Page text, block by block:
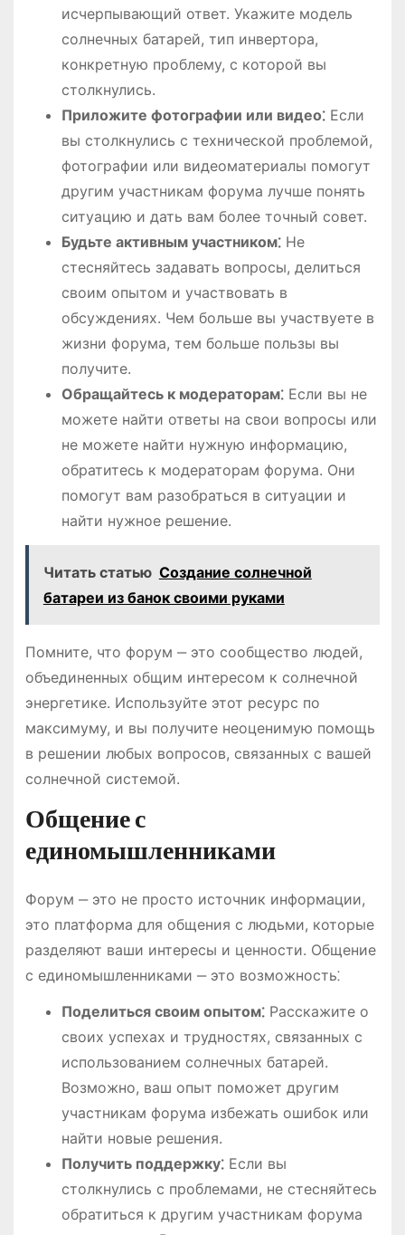
исчерпывающий ответ. Укажите модель
солнечных батарей, тип инвертора,
конкретную проблему, с которой вы
столкнулись.
Приложите фотографии или видео⁚Если
вы столкнулись с технической проблемой,
фотографии или видеоматериалы помогут
другим участникам форума лучше понять
ситуацию и дать вам более точный совет.
Будьте активным участником⁚Не
стесняйтесь задавать вопросы, делиться
своим опытом и участвовать в
обсуждениях. Чем больше вы участвуете в
жизни форума, тем больше пользы вы
получите.
Обращайтесь к модераторам⁚Если вы не
можете найти ответы на свои вопросы или
не можете найти нужную информацию,
обратитесь к модераторам форума. Они
помогут вам разобраться в ситуации и
найти нужное решение.
Читать статью Создание солнечной
батареи из банок своими руками
Помните, что форум ‒ это сообщество людей,
объединенных общим интересом к солнечной
энергетике. Используйте этот ресурс по
максимуму, и вы получите неоценимую помощь
в решении любых вопросов, связанных с вашей
солнечной системой.
Общение с
единомышленниками
Форум ‒ это не просто источник информации,
это платформа для общения с людьми, которые
разделяют ваши интересы и ценности. Общение
с единомышленниками ‒ это возможность⁚
Поделиться своим опытом⁚Расскажите о
своих успехах и трудностях, связанных с
использованием солнечных батарей.
Возможно, ваш опыт поможет другим
участникам форума избежать ошибок или
найти новые решения.
Получить поддержку⁚Если вы
столкнулись с проблемами, не стесняйтесь
обратиться к другим участникам форума